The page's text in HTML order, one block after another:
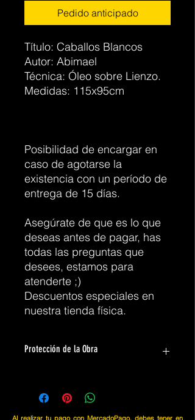
Pedido anticipado
Título: Caballos Blancos
Autor: Abimael
Técnica: Óleo sobre Lienzo.
Medidas: 115x95cm
Posibilidad de encargar en
caso de agotarse la
existencia con un período de
entrega de 15 días.
Asegúrate de que es lo que
deseas antes de pagar, has
todas las preguntas que
desees, estamos para
atenderte ;)
Descuentos especiales en
nuestra tienda física.
Protección de la Obra
obra, se envía en tubos de
transporte de obras artísticas.
Especiales para le seguridad de la
Al realizar tu pago con MercadoPago, debes tener en